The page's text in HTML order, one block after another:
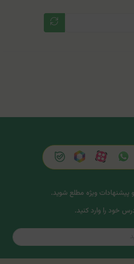
و پیشنهادات ویژه مطلع شوید.
خود را وارد کنید.